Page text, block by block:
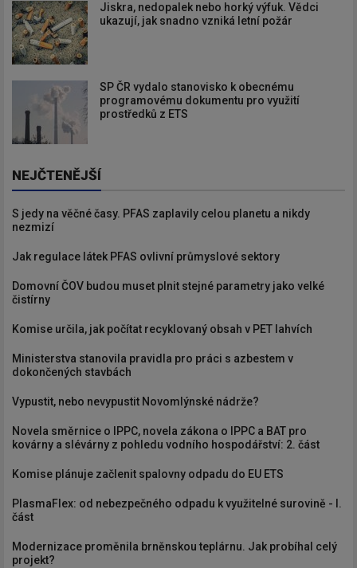
Jiskra, nedopalek nebo horký výfuk. Vědci
ukazují, jak snadno vzniká letní požár
SP ČR vydalo stanovisko k obecnému
programovému dokumentu pro využití
prostředků z ETS
NEJČTENĚJŠÍ
S jedy na věčné časy. PFAS zaplavily celou planetu a nikdy
nezmizí
Jak regulace látek PFAS ovlivní průmyslové sektory
Domovní ČOV budou muset plnit stejné parametry jako velké
čistírny
Komise určila, jak počítat recyklovaný obsah v PET lahvích
Ministerstva stanovila pravidla pro práci s azbestem v
dokončených stavbách
Vypustit, nebo nevypustit Novomlýnské nádrže?
Novela směrnice o IPPC, novela zákona o IPPC a BAT pro
kovárny a slévárny z pohledu vodního hospodářství: 2. část
Komise plánuje začlenit spalovny odpadu do EU ETS
PlasmaFlex: od nebezpečného odpadu k využitelné surovině - I.
část
Modernizace proměnila brněnskou teplárnu. Jak probíhal celý
projekt?